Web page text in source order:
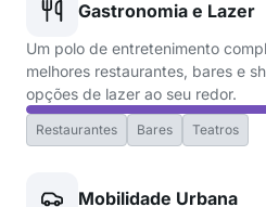
Gastronomia e Lazer
Um polo de entretenimento
melhores restaurantes, bares e
opções de lazer ao seu redor.
Restaurantes Bares Teatros
Mobilidade Urbana